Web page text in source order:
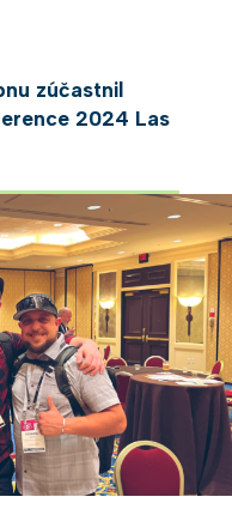
zúčastnil
2024 Las